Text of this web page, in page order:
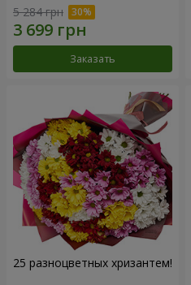
5 284 грн
Заказать
25 разноцветных хризантем!